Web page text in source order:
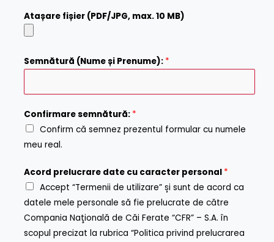
i
Atașare fișier (PDF/JPG, max. 10 MB)
Semnătură (Nume și Prenume): *
Confirmare semnătură: *
Confirm că semnez prezentul formular cu numele
meu real.
Acord prelucrare date cu caracter personal *
Accept “Termenii de utilizare” și sunt de acord ca
datele mele personale să fie prelucrate de către
Compania Naţională de Căi Ferate “CFR” – S.A. în
scopul precizat la rubrica “Politica privind prelucrarea